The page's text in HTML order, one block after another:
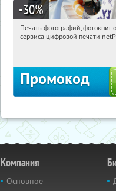
-30%
07:06:35
Печать фотографий, фотокниг
сервиса цифровой печати
Промокод
Компания
Основное